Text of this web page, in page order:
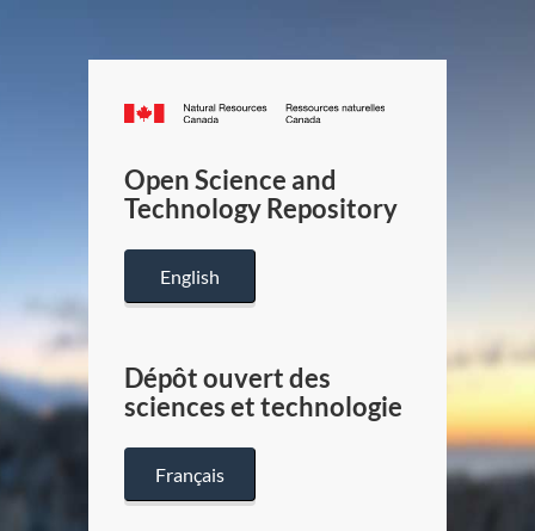
Canada.ca
/
Canada
Open Science and
Technology Repository
English
Dépôt ouvert des
sciences et technologie
Français